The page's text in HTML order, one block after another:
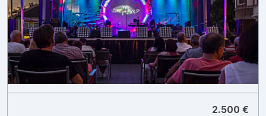
2.500 €